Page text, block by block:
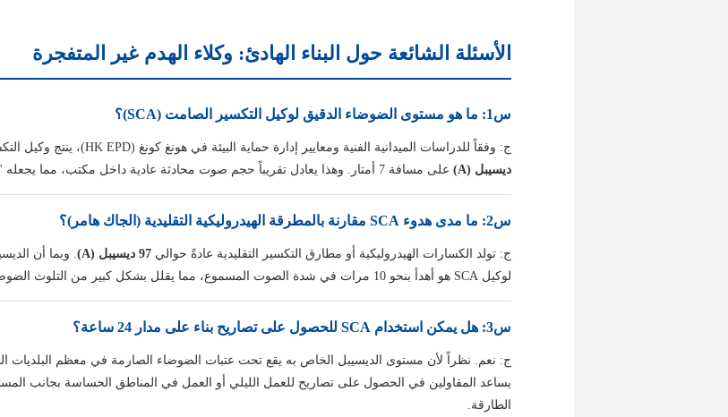
الأسئلة الشائعة حول البناء الهادئ: وكلاء الهدم غير المتفجرة
س1: ما هو مستوى الضوضاء الدقيق لوكيل التكسير الصامت (SCA)؟
ج: وفقاً للدراسات الميدانية الفنية ومعايير إدارة حماية البيئة في هونغ كونغ (HK EPD)، ينتج وكيل التكسير الصامت مستوى ضغط صوت يبلغ فقط
ديسيبل (A)
على مسافة 7 أمتار. وهذا يعادل تقريباً حجم صوت محادثة عادية داخل مكتب، مما يجعله "فائق الهدوء" في البيئات الصناعية.
س2: ما مدى هدوء SCA مقارنة بالمطرقة الهيدروليكية التقليدية (الجاك هامر)؟
ج: تولد الكسارات الهيدروليكية أو مطارق التكسير التقليدية عادةً حوالي 97 ديسيبل (A)
لوكيل SCA هو أهدأ بنحو 10 مرات في شدة الصوت المسموع، مما يقلل بشكل كبير من التلوث الضوضائي ومخاطر الغرامات القانونية.
س3: هل يمكن استخدام SCA للحصول على تصاريح بناء على مدار 24 ساعة؟
ج: نعم. نظراً لأن مستوى الديسيبل الخاص به يقع تحت عتبات الضوضاء الصارمة في معظم البلديات
يساعد المقاولين في الحصول على تصاريح للعمل الليلي أو العمل في المناطق الحساسة بجانب
الطارقة.